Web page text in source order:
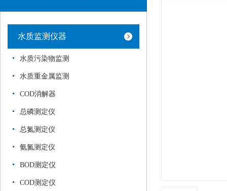
水质监测仪器
水质污染物监测
水质重金属监测
COD消解器
总磷测定仪
总氮测定仪
氨氮测定仪
BOD测定仪
COD测定仪